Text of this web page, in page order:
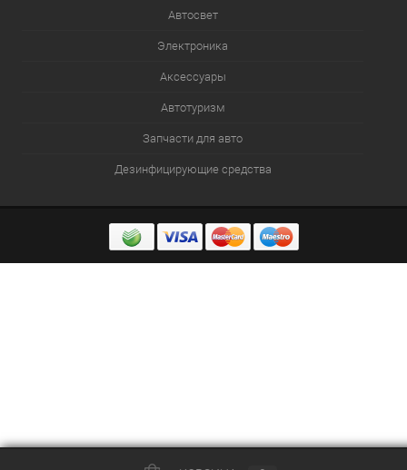
Автосвет
Электроника
Аксессуары
Автотуризм
Запчасти для авто
Дезинфицирующие средства